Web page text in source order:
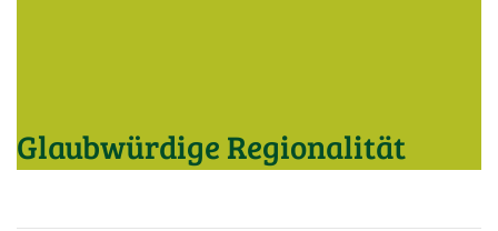
Glaubwürdige Regionalität